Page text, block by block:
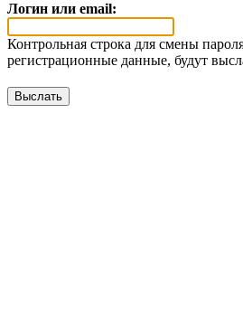
Логин или email:
Контрольная строка для смены
регистрационные данные, будут